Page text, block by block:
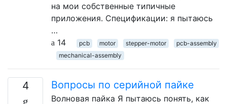
на мои собственные типичные
приложения. Спецификации: я пытаюсь
…
14
pcb motor stepper-motor
pcb-assembly
mechanical-assembly
4 Вопросы по серийной пайке
Волновая пайка Я пытаюсь понять, как